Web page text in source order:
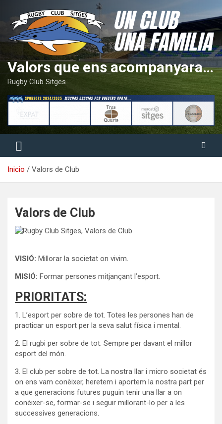
contenido
Valors que ens acompanyaran tota la vida
Rugby Club Sitges
Inicio Valors de Club
Valors de Club
VISIÓ: Millorar la societat on vivim.
MISIÓ: Formar persones mitjançant l’esport.
PRIORITATS:
1. L’esport per sobre de tot. Totes les persones han de
practicar un esport per la seva salut física i mental.
2. El rugbi per sobre de tot. Sempre per davant el millor
esport del món.
3. El club per sobre de tot. La nostra llar i micro societat és
on ens vam conèixer, heretem i aportem la nostra part per
a que generacions futures puguin tenir una llar a on
conèixer-se, formar-se i seguir millorant-lo per a les
successives generacions.